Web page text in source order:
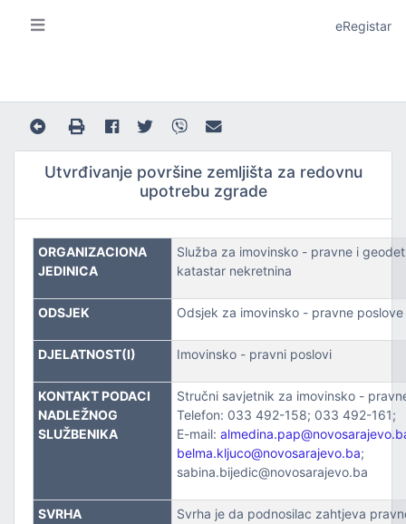
I LOKALNU SAMOUPRAVU
POSLOVE I KATASTAR NEKRETNINA
I URBANIZMA
eRegistar
Utvrđivanje površine zemljišta za redovnu
upotrebu zgrade
ORGANIZACIONA
JEDINICA
Služba za imovinsko - pravne i
katastar nekretnina
ODSJEK Odsjek za imovinsko - pravne poslove
DJELATNOST(I) Imovinsko - pravni poslovi
KONTAKT PODACI
NADLEŽNOG
SLUŽBENIKA
Stručni savjetnik za imovinsko -
Telefon: 033 492-158; 033 492-161;
E-mail:
belma.kljuco@novosarajevo.ba;
sabina.bijedic@novosarajevo.ba
SVRHA
Svrha je da podnosilac zahtjeva